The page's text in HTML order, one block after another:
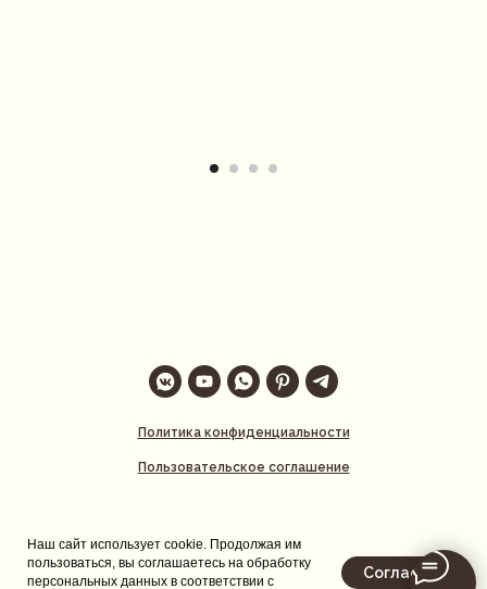
Политика конфиденциальности
Пользовательское соглашение
Наш сайт использует cookie. Продолжая им
пользоваться, вы соглашаетесь на обработку
персональных данных в соответствии с
Согласен